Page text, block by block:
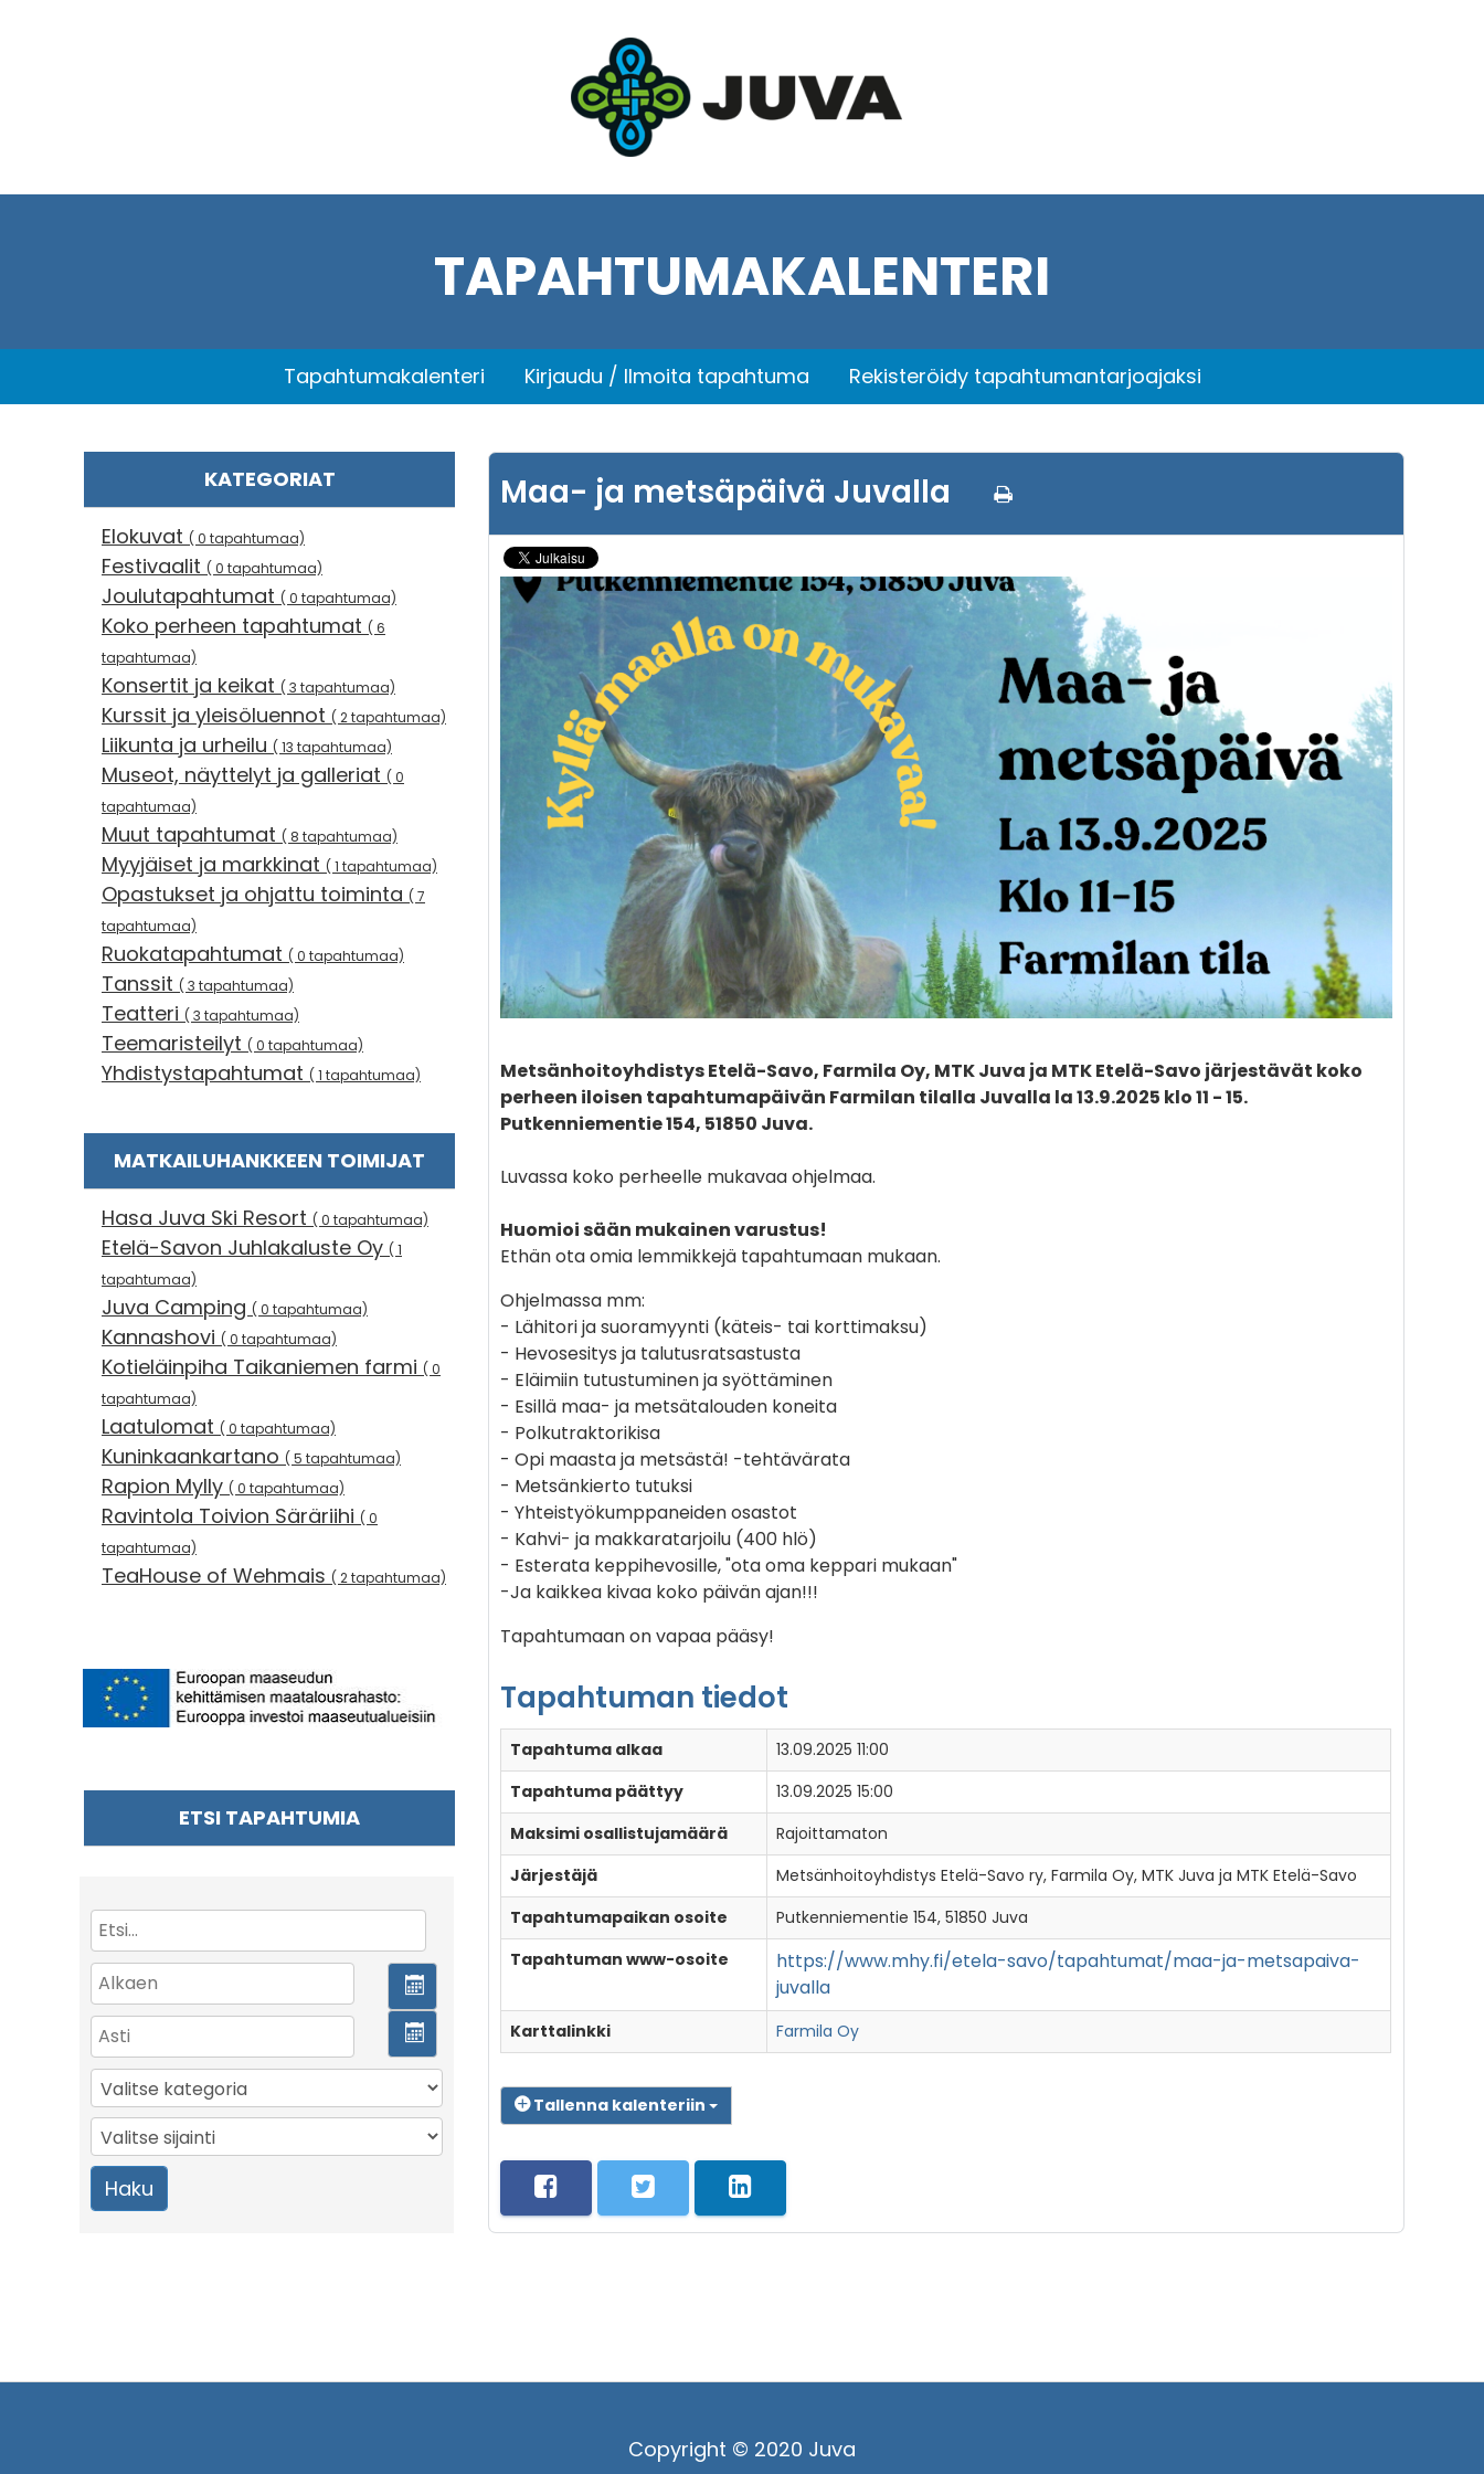
TAPAHTUMAKALENTERI
Tapahtumakalenteri Kirjaudu / Ilmoita tapahtuma Rekisteröidy tapahtumantarjoajaksi
KATEGORIAT
Elokuvat ( 0 tapahtumaa)
Festivaalit ( 0 tapahtumaa)
Joulutapahtumat ( 0 tapahtumaa)
Koko perheen tapahtumat ( 6
tapahtumaa)
Konsertit ja keikat ( 3 tapahtumaa)
Kurssit ja yleisöluennot ( 2 tapahtumaa)
Liikunta ja urheilu ( 13 tapahtumaa)
Museot, näyttelyt ja galleriat ( 0
tapahtumaa)
Muut tapahtumat ( 8 tapahtumaa)
Myyjäiset ja markkinat ( 1 tapahtumaa)
Opastukset ja ohjattu toiminta ( 7
tapahtumaa)
Ruokatapahtumat ( 0 tapahtumaa)
Tanssit ( 3 tapahtumaa)
Teatteri ( 3 tapahtumaa)
Teemaristeilyt ( 0 tapahtumaa)
Yhdistystapahtumat ( 1 tapahtumaa)
MATKAILUHANKKEEN TOIMIJAT
Hasa Juva Ski Resort ( 0 tapahtumaa)
Etelä-Savon Juhlakaluste Oy ( 1
tapahtumaa)
Juva Camping ( 0 tapahtumaa)
Kannashovi ( 0 tapahtumaa)
Kotieläinpiha Taikaniemen farmi ( 0
tapahtumaa)
Laatulomat ( 0 tapahtumaa)
Kuninkaankartano ( 5 tapahtumaa)
Rapion Mylly ( 0 tapahtumaa)
Ravintola Toivion Säräriihi ( 0
tapahtumaa)
TeaHouse of Wehmais ( 2 tapahtumaa)
ETSI TAPAHTUMIA
Maa- ja metsäpäivä Juvalla
Metsänhoitoyhdistys Etelä-Savo, Farmila Oy, MTK Juva ja MTK Etelä-Savo järjestävät koko
perheen iloisen tapahtumapäivän Farmilan tilalla Juvalla la 13.9.2025 klo 11 - 15.
Putkenniementie 154, 51850 Juva.
Luvassa koko perheelle mukavaa ohjelmaa.
Huomioi sään mukainen varustus!
Ethän ota omia lemmikkejä tapahtumaan mukaan.
Ohjelmassa mm:
- Lähitori ja suoramyynti (käteis- tai korttimaksu)
- Hevosesitys ja talutusratsastusta
- Eläimiin tutustuminen ja syöttäminen
- Esillä maa- ja metsätalouden koneita
- Polkutraktorikisa
- Opi maasta ja metsästä! -tehtävärata
- Metsänkierto tutuksi
- Yhteistyökumppaneiden osastot
- Kahvi- ja makkaratarjoilu (400 hlö)
- Esterata keppihevosille, "ota oma keppari mukaan"
-Ja kaikkea kivaa koko päivän ajan!!!
Tapahtumaan on vapaa pääsy!
Tapahtuman tiedot
Tapahtuma alkaa
13.09.2025 11:00
Tapahtuma päättyy
13.09.2025 15:00
Maksimi osallistujamäärä
Rajoittamaton
Järjestäjä
Metsänhoitoyhdistys Etelä-Savo ry, Farmila Oy, MTK Juva ja MTK Etelä-Savo
Tapahtumapaikan osoite
Putkenniementie 154, 51850 Juva
Tapahtuman www-osoite
https://www.mhy.fi/etela-savo/tapahtumat/maa-ja-metsapaiva-
juvalla
Karttalinkki Farmila Oy
Tallenna kalenteriin
Copyright © 2020 Juva